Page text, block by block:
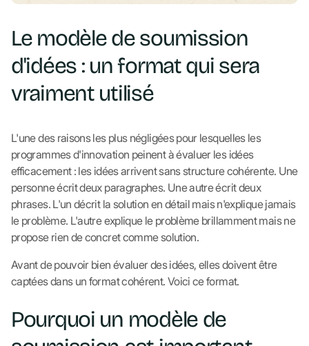
Le modèle de soumission
d'idées : un format qui sera
vraiment utilisé
L'une des raisons les plus négligées pour lesquelles les
programmes d'innovation peinent à évaluer les idées
efficacement : les idées arrivent sans structure cohérente. Une
personne écrit deux paragraphes. Une autre écrit deux
phrases. L'un décrit la solution en détail mais n'explique jamais
le problème. L'autre explique le problème brillamment mais ne
propose rien de concret comme solution.
Avant de pouvoir bien évaluer des idées, elles doivent être
captées dans un format cohérent. Voici ce format.
Pourquoi un modèle de